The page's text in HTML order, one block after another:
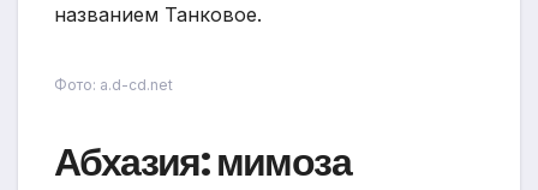
названием Танковое.
Фото: a.d-cd.net
Абхазия: мимоза